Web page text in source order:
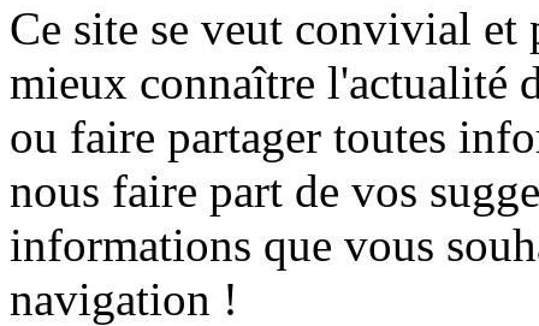
Ce site se veut convivial et
mieux connaître l'actualité
ou faire partager toutes
nous faire part de vos
informations que vous
navigation !